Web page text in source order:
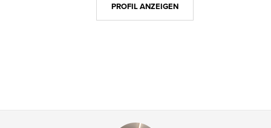
PROFIL ANZEIGEN